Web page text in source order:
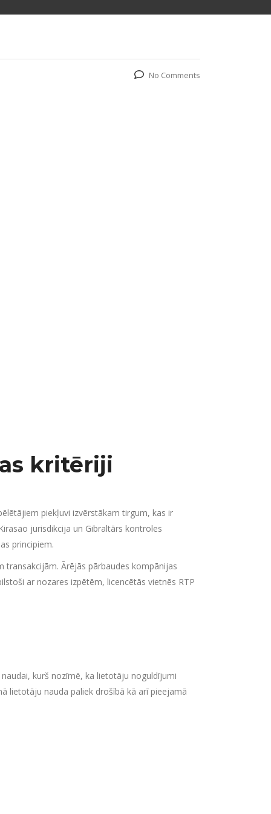
No Comments
kritēriji
piekļuvi izvērstākam tirgum, kas ir
jurisdikcija un Gibraltārs kontroles
principiem.
transakcijām. Ārējās pārbaudes kompānijas
ar nozares izpētēm, licencētās vietnēs RTP
kurš nozīmē, ka lietotāju noguldījumi
lietotāju nauda paliek drošībā kā arī pieejamā